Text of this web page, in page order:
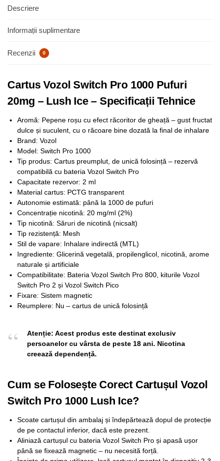
Descriere
Informații suplimentare
Recenzii 0
Cartus Vozol Switch Pro 1000 Pufuri
20mg – Lush Ice – Specificații Tehnice
Aromă: Pepene roșu cu efect răcoritor de gheață – gust fructat
dulce și suculent, cu o răcoare bine dozată la final de inhalare
Brand: Vozol
Model: Switch Pro 1000
Tip produs: Cartus preumplut, de unică folosință – rezervă
compatibilă cu bateria Vozol Switch Pro
Capacitate rezervor: 2 ml
Material cartus: PCTG transparent
Autonomie estimată: până la 1000 de pufuri
Concentrație nicotină: 20 mg/ml (2%)
Tip nicotină: Săruri de nicotină (nicsalt)
Tip rezistență: Mesh
Stil de vapare: Inhalare indirectă (MTL)
Ingrediente: Glicerină vegetală, propilenglicol, nicotină, arome
naturale și artificiale
Compatibilitate: Bateria Vozol Switch Pro 800, kiturile Vozol
Switch Pro 2 și Vozol Switch Pico
Fixare: Sistem magnetic
Reumplere: Nu – cartus de unică folosință
Atenție: Acest produs este destinat exclusiv
persoanelor cu vârsta de peste 18 ani. Nicotina
creează dependență.
Cum se Folosește Corect Cartușul Vozol
Switch Pro 1000 Lush Ice?
Scoate cartușul din ambalaj și îndepărtează dopul de protecție
de pe contactul inferior, dacă este prezent.
Aliniază cartușul cu bateria Vozol Switch Pro și apasă ușor
până se fixează magnetic – nu necesită forță.